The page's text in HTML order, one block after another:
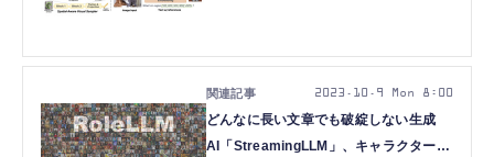
どんなに長い文章でも破綻しない生成
AI「StreamingLLM」、キャラクターの
2023.10.9 Mon 8:00